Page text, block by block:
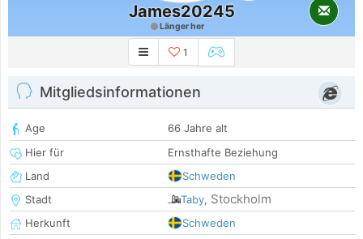
James20245
Länger her
1
Mitgliedsinformationen
Age
66 Jahre alt
Hier für
Ernsthafte Beziehung
Land
Schweden
Stadt
Taby, Stockholm
Herkunft
Schweden